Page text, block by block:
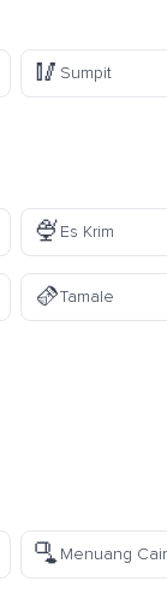
🥢 Sumpit
🍨Es Krim
🫔Tamale
🫗Menuang